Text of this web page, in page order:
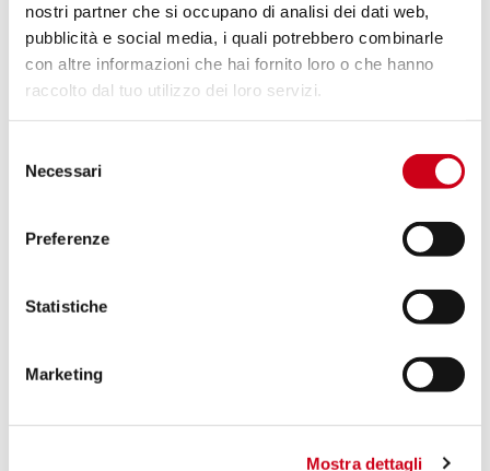
nostri partner che si occupano di analisi dei dati web,
pubblicità e social media, i quali potrebbero combinarle
con altre informazioni che hai fornito loro o che hanno
raccolto dal tuo utilizzo dei loro servizi.
delNecessari
Preferenze
Statistiche
Marketing
Mostra dettagli